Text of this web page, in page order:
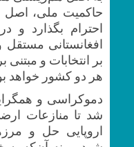
حاکمیت ملی، اصل
احترام بگذارد و
افغانستانی
بر انتخابات و مبتنی
هر دو کشور خواهد
دموکراسی و
شد تا منازعات
اروپایی حل و